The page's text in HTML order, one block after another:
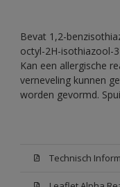
Bevat 1,2-
octyl-2H-isothiazool-
Kan een allergische
verneveling kunnen
worden gevormd.